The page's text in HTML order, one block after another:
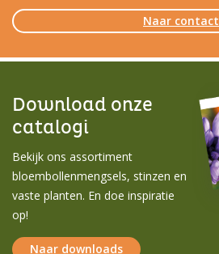
Naar contact
Download onze
catalogi
Bekijk ons assortiment
bloembollenmengsels, stinzen en
vaste planten. En doe inspiratie
op!
Naar downloads